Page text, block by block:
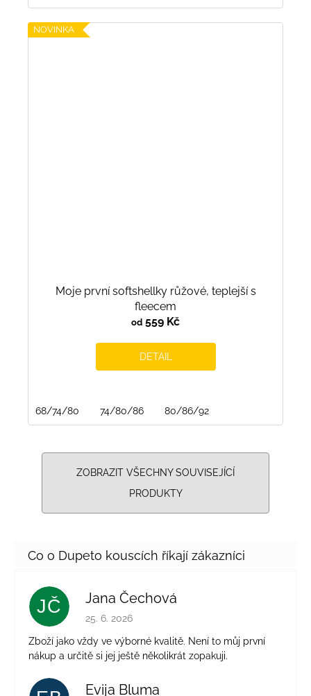
NOVINKA
Moje první softshellky růžové, teplejší s
fleecem
od 559 Kč
DETAIL
68/74/80 74/80/86 80/86/92
ZOBRAZIT VŠECHNY SOUVISEJÍCÍ
PRODUKTY
JČ Jana Čechová
Hodnocení obchodu je 5 z 5 hvězdiček.
25. 6. 2026
Zboží jako vždy ve výborné kvalitě. Není to můj první
nákup a určitě si jej ještě několikrát zopakuji.
Evija Bluma